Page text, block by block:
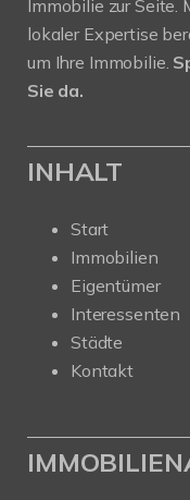
Immobilie zur Seite.
lokaler Expertise
um Ihre Immobilie.
Sie da.
INHALT
Start
Immobilien
Eigentümer
Interessenten
Städte
Kontakt